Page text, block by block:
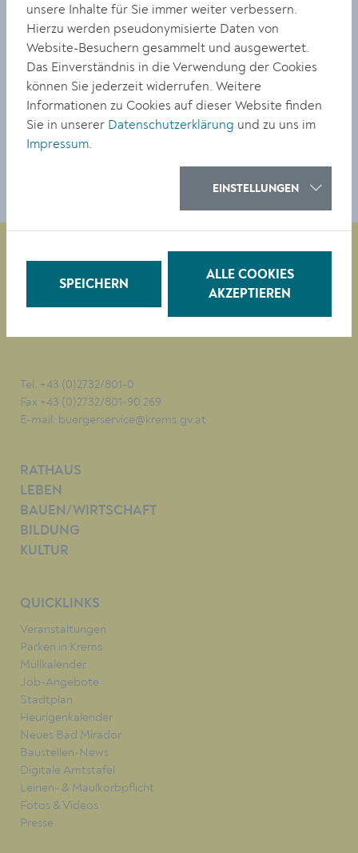
Foto: Doris Denk (Bereichsleiterin Kultur),
Bürgermeister Dr. Reinhard Resch, Alexandra Sacher-
Münzberg, und Dr. Isabell Fiedler und Kulturamtsleiter
Gregor Kremser (von links). Nicht auf dem Bild: Barbara
Eggert.
TEILEN
Magistrat der Stadt Krems
Obere Landstraße 4
Tel. +43 (0)2732/801-0
Fax +43 (0)2732/801-90 269
E-mail: buergerservice@krems.gv.at
RATHAUS
LEBEN
BAUEN/WIRTSCHAFT
BILDUNG
KULTUR
QUICKLINKS
Veranstaltungen
Parken in Krems
Müllkalender
Job-Angebote
Stadtplan
Heurigenkalender
Neues Bad Mirador
Baustellen-News
Digitale Amtstafel
Leinen- & Maulkorbpflicht
Fotos & Videos
Presse
unsere Inhalte für Sie immer weiter verbessern.
Hierzu werden pseudonymisierte Daten von
Website-Besuchern gesammelt und ausgewertet.
Das Einverständnis in die Verwendung der Cookies
können Sie jederzeit widerrufen. Weitere
Informationen zu Cookies auf dieser Website finden
Sie in unserer Datenschutzerklärung und zu uns im
Impressum.
EINSTELLUNGEN
SPEICHERN
ALLE COOKIES
AKZEPTIEREN